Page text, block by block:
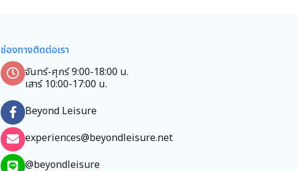
ช่องทางติดต่อเรา
จันทร์-ศุกร์ 9:00-18:00 น.
เสาร์ 10:00-17:00 น.
Beyond Leisure
experiences@beyondleisure.net
@beyondleisure